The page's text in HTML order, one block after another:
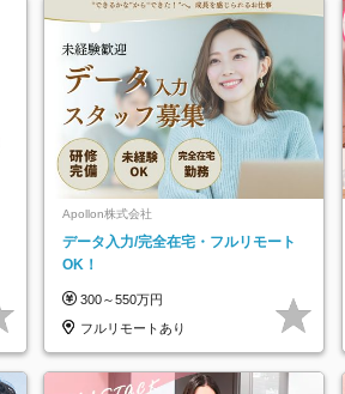
Apollon株式会社
データ入力/完全在宅・フルリモート
OK！
300～550万円
フルリモートあり